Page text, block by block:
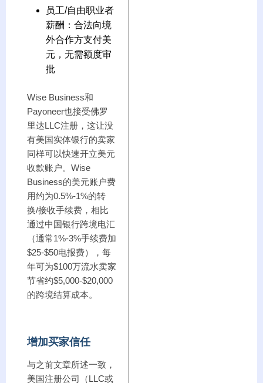
员工/自由职业者
薪酬：合法向境
外合作方支付美
元，无需额度审
批
Wise Business和
Payoneer也接受佛罗
里达LLC注册，这让没
有美国实体银行的卖家
同样可以快速开立美元
收款账户。Wise
Business的美元账户费
用约为0.5%-1%的转
换/接收手续费，相比
通过中国银行跨境电汇
（通常1%-3%手续费加
$25-$50电报费），每
年可为$100万流水卖家
节省约$5,000-$20,000
的跨境结算成本。
增加买家信任
与之前文章所述一致，
美国注册公司（LLC或